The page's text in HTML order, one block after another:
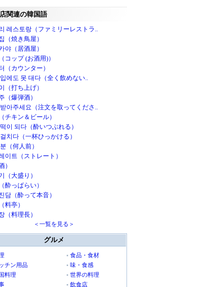
関連の韓国語
레스토랑（ファミリーレストラ..
（焼き鳥屋）
야（居酒屋）
コップ (お酒用)）
（カウンター）
에도 못 대다（全く飲めない..
（打ち上げ）
（爆弾酒）
아주세요（注文を取ってくださ..
チキン＆ビール）
이 되다（酔いつぶれる）
치다（一杯ひっかける）
（何人前）
이트（ストレート）
）
（大盛り）
酔っぱらい）
담（酔って本音）
料亭）
（料理長）
＜一覧を見る＞
グルメ
食品・食材
チン用品
味・食感
料理
世界の料理
飲食店